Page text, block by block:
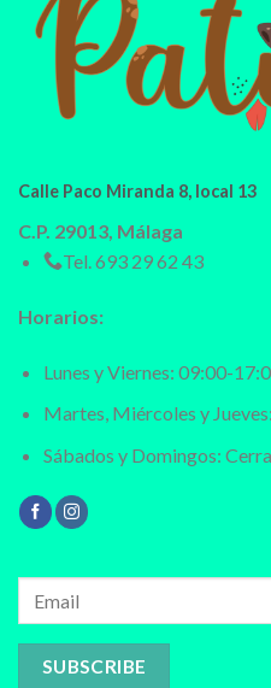
Calle Paco Miranda 8, local 13
C.P. 29013, Málaga
Tel.693 29 62 43
Horarios:
Lunes y Viernes: 09:00-
Martes, Miércoles y
Sábados y Domingos: